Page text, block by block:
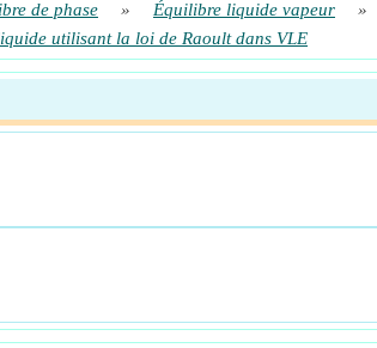
de phase » Équilibre liquide vapeur »
utilisant la loi de Raoult dans VLE